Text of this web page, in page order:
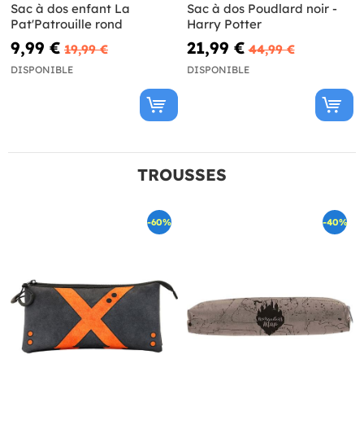
Sac à dos enfant La
Pat'Patrouille rond
9,99 € 19,99 €
DISPONIBLE
Sac à dos Poudlard noir -
Harry Potter
21,99 € 44,99 €
DISPONIBLE
TROUSSES
-60% -40%